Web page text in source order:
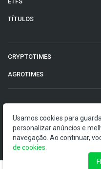
TÍTULOS
CRYPTOTIMES
AGROTIMES
O Money Times publica
visam a
publicações devem ser
anunciadores e
Usamos cookies para
personalizar anúncios e
navegação. Ao continuar,
de cookies